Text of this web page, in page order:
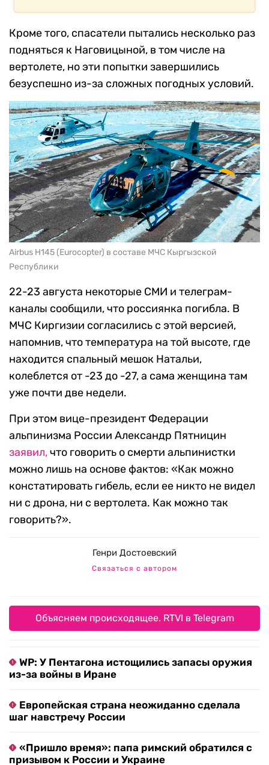
Кроме того, спасатели пытались несколько раз
подняться к Наговицыной, в том числе на
вертолете, но эти попытки завершились
безуспешно из-за сложных погодных условий.
Airbus H145 (Eurocopter) в составе МЧС Кыргызской
Республики
22-23 августа некоторые СМИ и телеграм-
каналы сообщили, что россиянка погибла. В
МЧС Киргизии согласились с этой версией,
напомнив, что температура на той высоте, где
находится спальный мешок Натальи,
колеблется от -23 до -27, а сама женщина там
уже почти две недели.
При этом вице-президент Федерации
альпинизма России Александр Пятницин
заявил,что говорить о смерти альпинистки
можно лишь на основе фактов: «Как можно
констатировать гибель, если ее никто не видел
ни с дрона, ни с вертолета. Как можно так
говорить?».
Генри Достоевский
Связаться с автором
Объясняем происходящее. RTVI в Telegram
WP: У Пентагона истощились запасы оружия
из-за войны в Иране
Европейская страна неожиданно сделала
шаг навстречу России
«Пришло время»: папа римский обратился с
призывом к России и Украине